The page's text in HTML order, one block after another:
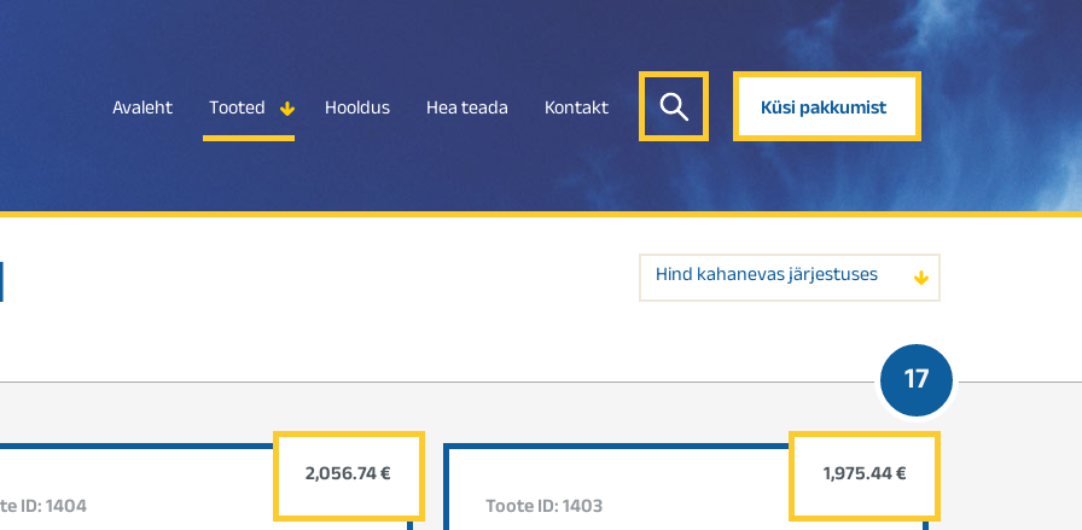
Avaleht Tooted Hooldus Hea teada Kontakt Küsi pakkumist
Hind kahanevas järjestuses
17
ID: 1404
2,056.74 €
Toote ID: 1403
1,975.44 €